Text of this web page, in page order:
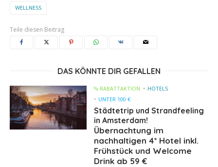
WELLNESS
Teile diesen Beitrag
DAS KÖNNTE DIR GEFALLEN
% RABATTAKTION
HOTELS
UNTER 100 €
Städtetrip und Strandfeeling
in Amsterdam!
Übernachtung im
nachhaltigen 4* Hotel inkl.
Frühstück und Welcome
Drink ab 59 €